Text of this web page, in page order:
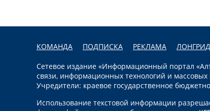
КОМАНДА ПОДПИСКА РЕКЛАМА
Сетевое издание «Информационный портал
связи, информационных технологий и
Учредители: краевое государственное
Использование текстовой информации